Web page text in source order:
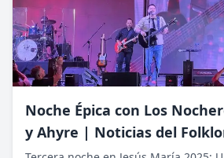
Noche Épica con Los
y Ahyre | Noticias del